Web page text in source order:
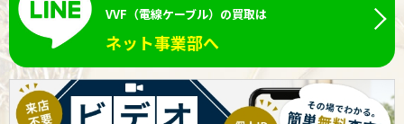
VVF（電線ケーブル）の買取は
ネット事業部へ